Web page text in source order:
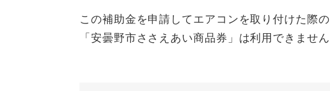
この補助金を申請してエアコンを取り付けた際
「安曇野市ささえあい商品券」は利用できませ